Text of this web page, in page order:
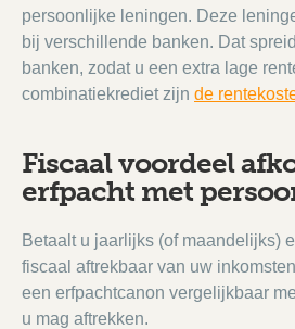
persoonlijke leningen. Deze
bij verschillende banken. Dat
banken, zodat u een extra lage
combinatiekrediet zijn de
Fiscaal voordeel
erfpacht met
Betaalt u jaarlijks (of maandelijks)
fiscaal aftrekbaar van uw
een erfpachtcanon vergelijkbaar
u mag aftrekken.